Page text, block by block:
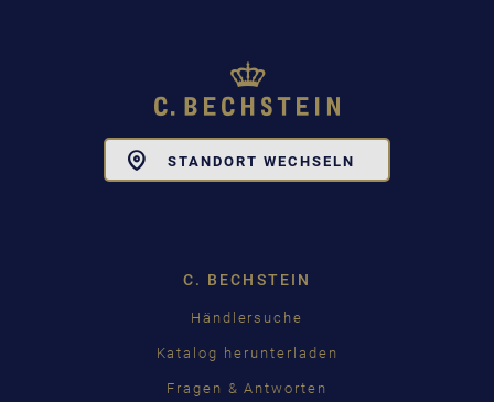
STANDORT WECHSELN
C. BECHSTEIN
Händlersuche
Katalog herunterladen
Fragen & Antworten